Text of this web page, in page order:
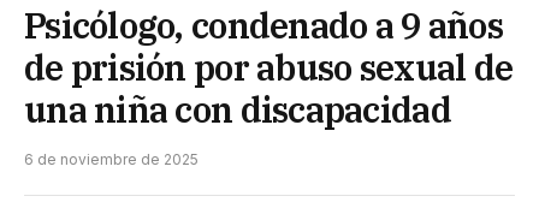
Psicólogo, condenado a 9 años
de prisión por abuso sexual de
una niña con discapacidad
6 de noviembre de 2025